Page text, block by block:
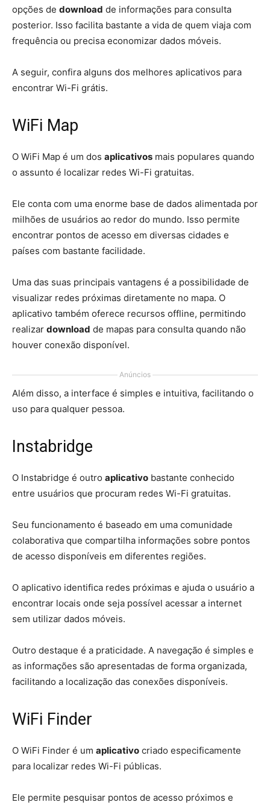
opções de download de informações para consulta
posterior. Isso facilita bastante a vida de quem viaja com
frequência ou precisa economizar dados móveis.
A seguir, confira alguns dos melhores aplicativos para
encontrar Wi-Fi grátis.
WiFi Map
O WiFi Map é um dos aplicativos mais populares quando
o assunto é localizar redes Wi-Fi gratuitas.
Ele conta com uma enorme base de dados alimentada por
milhões de usuários ao redor do mundo. Isso permite
encontrar pontos de acesso em diversas cidades e
países com bastante facilidade.
Uma das suas principais vantagens é a possibilidade de
visualizar redes próximas diretamente no mapa. O
aplicativo também oferece recursos offline, permitindo
realizar download de mapas para consulta quando não
houver conexão disponível.
Anúncios
Além disso, a interface é simples e intuitiva, facilitando o
uso para qualquer pessoa.
Instabridge
O Instabridge é outro aplicativo bastante conhecido
entre usuários que procuram redes Wi-Fi gratuitas.
Seu funcionamento é baseado em uma comunidade
colaborativa que compartilha informações sobre pontos
de acesso disponíveis em diferentes regiões.
O aplicativo identifica redes próximas e ajuda o usuário a
encontrar locais onde seja possível acessar a internet
sem utilizar dados móveis.
Outro destaque é a praticidade. A navegação é simples e
as informações são apresentadas de forma organizada,
facilitando a localização das conexões disponíveis.
WiFi Finder
O WiFi Finder é um aplicativo criado especificamente
para localizar redes Wi-Fi públicas.
Ele permite pesquisar pontos de acesso próximos e